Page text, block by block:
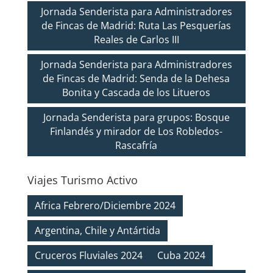
Jornada Senderista para Administradores
de Fincas de Madrid: Ruta Las Pesquerías
Reales de Carlos III
Jornada Senderista para Administradores
de Fincas de Madrid: Senda de la Dehesa
Bonita y Cascada de los Litueros
Jornada Senderista para grupos: Bosque
Finlandés y mirador de Los Robledos-
Rascafría
Viajes Turismo Activo
Africa Febrero/Diciembre 2024
Argentina, Chile y Antártida
Cruceros Fluviales 2024
Cuba 2024